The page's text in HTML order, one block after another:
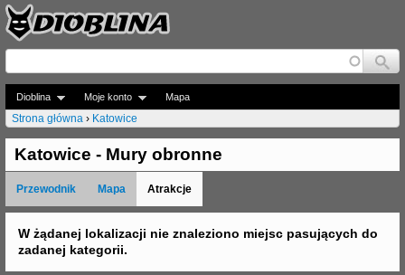
Jump to navigation
Dioblina Moje konto Mapa
J
e
s
e
Strona główna › Katowice
Katowice - Mury obronne
Przewodnik Mapa Atrakcje
W żądanej lokalizacji nie znaleziono miejsc pasujących do
zadanej kategorii.